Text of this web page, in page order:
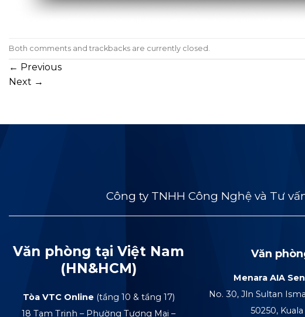
Both comments and trackbacks are currently closed.
← Previous
Next →
Công ty TNHH Công Nghệ và Tư
Văn phòng tại Việt Nam
(HN&HCM)
Tòa VTC Online(tầng 10 & tầng 17)
18 Tam Trinh – Phường Tương Mai –
Văn
Menara AIA
No. 30, Jln Sultan
50250,